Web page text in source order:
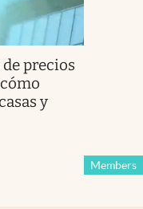
de precios
y
Members